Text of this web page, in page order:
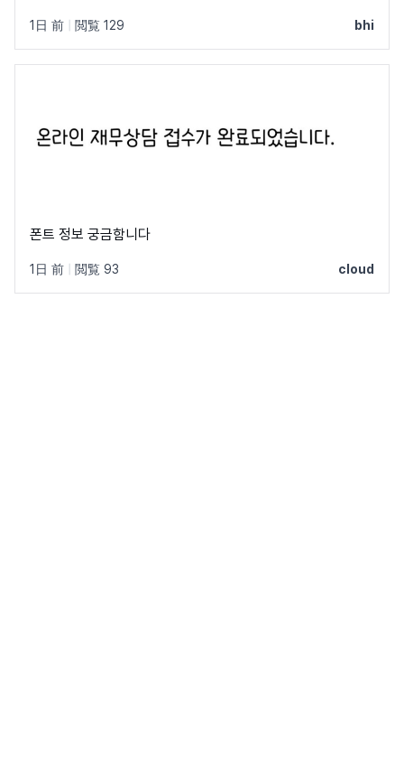
1日 前 閲覧 129 bhi
폰트 정보 궁금함니다
1日 前 閲覧 93 cloud